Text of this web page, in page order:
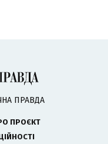
ПРАВДА
ПРОЄКТ